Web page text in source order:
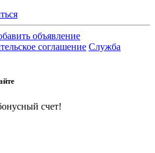
объявление
соглашение Служба
счет!